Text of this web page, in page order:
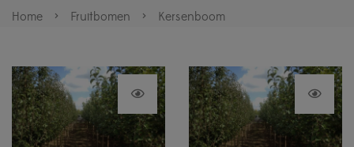
Home > Fruitbomen > Kersenboom